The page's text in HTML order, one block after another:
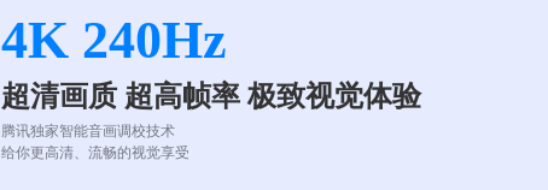
4K 240Hz
超清画质 超高帧率 极致视觉体验
腾讯独家智能音画调校技术
给你更高清、流畅的视觉享受